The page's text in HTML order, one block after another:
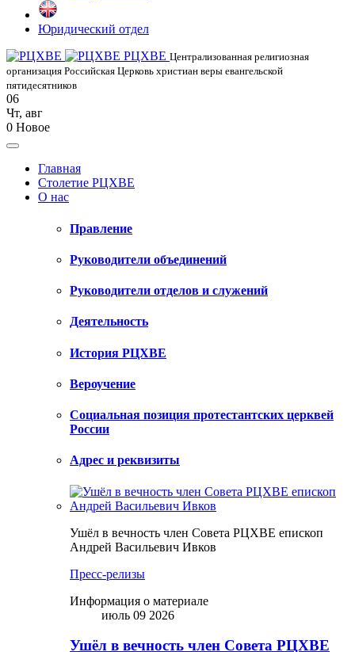
Юридический отдел
РЦХВЕ Централизованная религиозная
организация Российская Церковь христиан веры евангельской
пятидесятников
06
Чт, авг
0 Новое
Главная
Столетие РЦХВЕ
О нас
Правление
Руководители объединений
Руководители отделов и служений
Деятельность
История РЦХВЕ
Вероучение
Социальная позиция протестантских церквей
России
Адрес и реквизиты
Ушёл в вечность член Совета РЦХВЕ епископ
Андрей Васильевич Ивков
Пресс-релизы
Информация о материале
июль 09 2026
Ушёл в вечность член Совета РЦХВЕ